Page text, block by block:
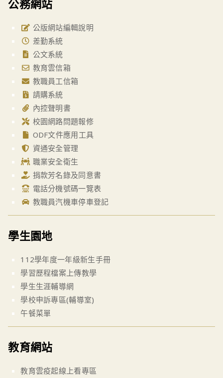
公務網站
公版網站編輯說明
差勤系統
公文系統
教育雲信箱
教職員工信箱
請購系統
內控聲明書
校園網路問題報修
ODF文件應用工具
資通安全管理
職業安全衛生
捐款芳名錄及同意書
電話分機號碼一覽表
教職員汽機車停車登記
學生園地
112學年度一年級新生手冊
學習歷程檔案上傳教學
學生生涯輔導網
學校申訴專區(輔導室)
午餐菜單
教育網站
教育雲疫起線上看專區